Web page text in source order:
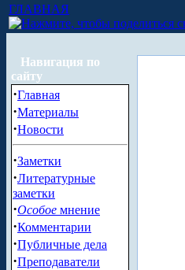
ГЛАВНАЯ
Навигация по
сайту
·Главная
·Материалы
·Новости
·Заметки
·Литературные
заметки
·Особое мнение
·Комментарии
·Публичные дела
·Преподаватели